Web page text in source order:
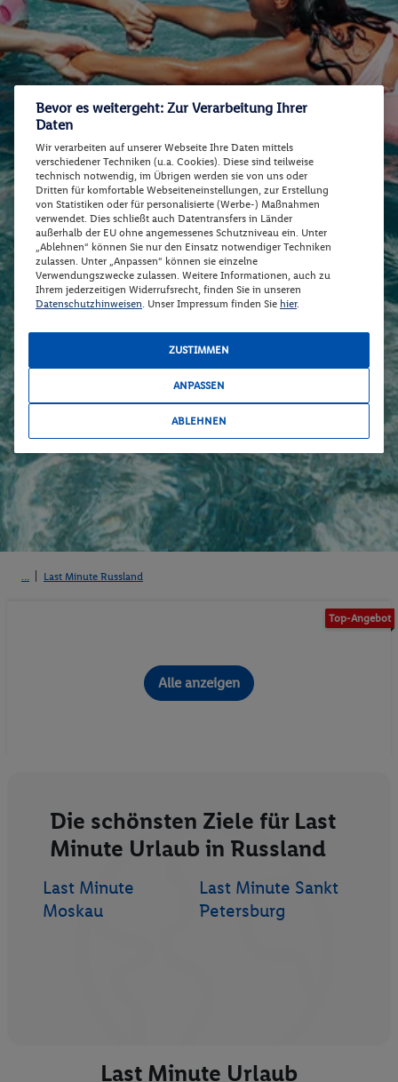
Last Minute Russland
Top-Angebot
Alle anzeigen
Die schönsten Ziele für Last
Minute Urlaub in Russland
Last Minute
Moskau
Last Minute Sankt
Petersburg
Last Minute Urlaub
Bevor es weitergeht: Zur Verarbeitung Ihrer
Daten
Wir verarbeiten auf unserer Webseite Ihre Daten mittels
verschiedener Techniken (u.a. Cookies). Diese sind teilweise
technisch notwendig, im Übrigen werden sie von uns oder
Dritten für komfortable Webseiteneinstellungen, zur Erstellung
von Statistiken oder für personalisierte (Werbe-) Maßnahmen
verwendet. Dies schließt auch Datentransfers in Länder
außerhalb der EU ohne angemessenes Schutzniveau ein. Unter
„Ablehnen“ können Sie nur den Einsatz notwendiger Techniken
zulassen. Unter „Anpassen“ können sie einzelne
Verwendungszwecke zulassen. Weitere Informationen, auch zu
Ihrem jederzeitigen Widerrufsrecht, finden Sie in unseren
Datenschutzhinweisen. Unser Impressum finden Sie hier.
ZUSTIMMEN
ANPASSEN
ABLEHNEN